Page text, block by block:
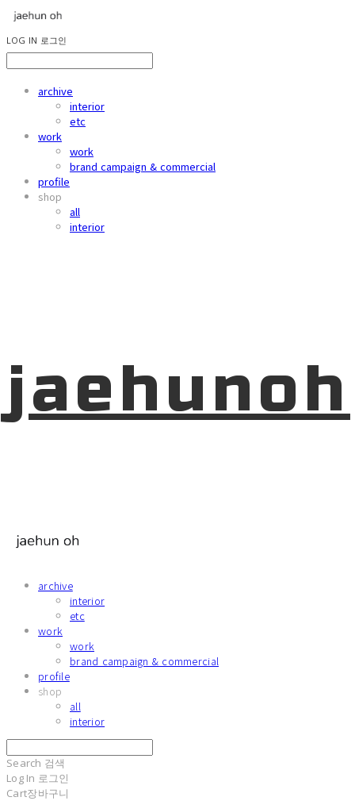
LOG IN 로그인
archive
interior
etc
work
work
brand campaign & commercial
profile
shop
all
interior
jaehunoh
archive
interior
etc
work
work
brand campaign & commercial
profile
shop
all
interior
Search 검색
Log In 로그인
Cart장바구니